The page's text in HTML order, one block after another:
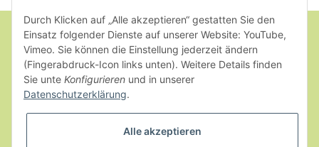
Informationen
Gesetzliche Informationen
Durch Klicken auf „Alle akzeptieren“ gestatten Sie den
Einsatz folgender Dienste auf unserer Website: YouTube,
Vimeo. Sie können die Einstellung jederzeit ändern
(Fingerabdruck-Icon links unten). Weitere Details finden
Sie unte Konfigurieren und in unserer
Datenschutzerklärung.
Alle akzeptieren